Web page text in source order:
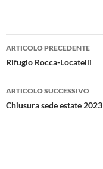
Navigazione
articolo
ARTICOLO PRECEDENTE
Rifugio Rocca-Locatelli
ARTICOLO SUCCESSIVO
Chiusura sede estate 2023